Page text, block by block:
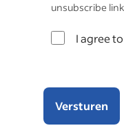
unsubscribe
I agree
Versturen